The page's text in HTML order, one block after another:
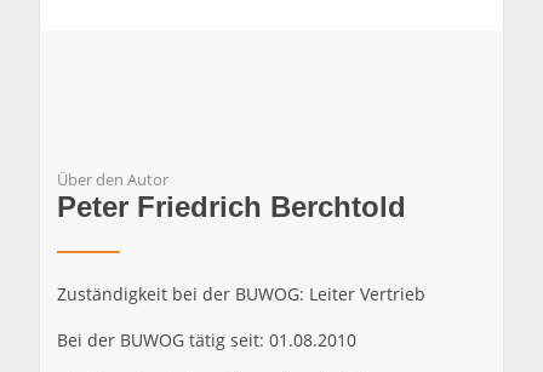
Über den Autor
Peter Friedrich Berchtold
Zuständigkeit bei der BUWOG: Leiter Vertrieb
Bei der BUWOG tätig seit: 01.08.2010